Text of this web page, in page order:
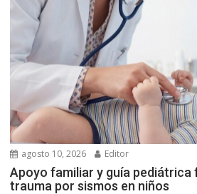
agosto 10, 2026 Editor
Apoyo familiar y guía pediátrica
trauma por sismos en niños